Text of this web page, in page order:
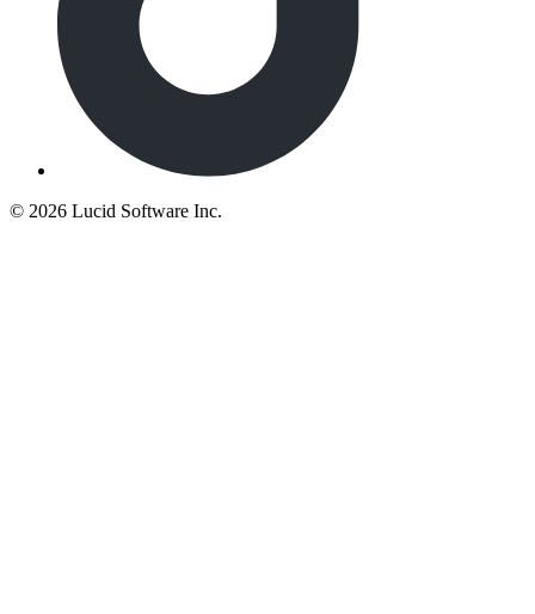
© 2026 Lucid Software Inc.